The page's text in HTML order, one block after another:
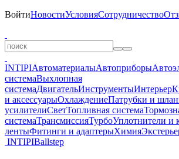
ВойтиНовостиУсловияСотрудничество
INTIPIАвтоматериалыАвтоприборы
системаВыхлопная
системаДвигательИнструментыИнтерьер
и аксессуарыОхлаждениеПатрубки и
усилителиСветТопливная система
системаТрансмиссияТурбоУплотнители и
лентыФитинги и адаптерыХимия
INTIPIBallstep